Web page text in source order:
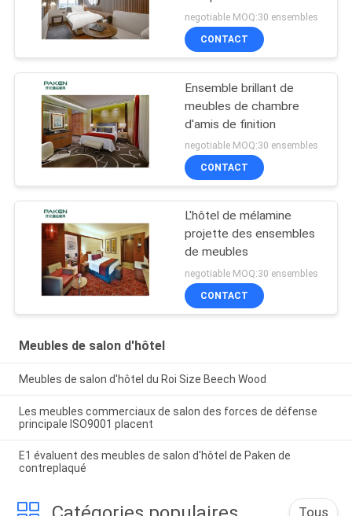
negotiable MOQ:30 ensembles
CONTACT
Ensemble brillant de
meubles de chambre
d'amis de finition
negotiable MOQ:30 ensembles
CONTACT
L'hôtel de mélamine
projette des ensembles
de meubles
negotiable MOQ:30 ensembles
CONTACT
Meubles de salon d'hôtel
Meubles de salon d'hôtel du Roi Size Beech Wood
Les meubles commerciaux de salon des forces de défense
principale ISO9001 placent
E1 évaluent des meubles de salon d'hôtel de Paken de
contreplaqué
Tous